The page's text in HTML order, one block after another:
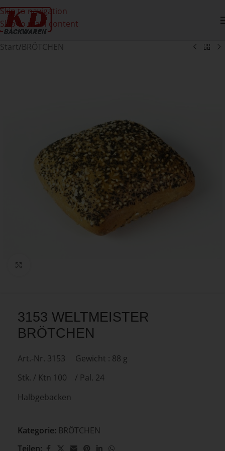
Skip to navigation
Skip to main content
Start/BRÖTCHEN
3153 WELTMEISTER
BRÖTCHEN
Art.-Nr. 3153 Gewicht : 88 g
Stk. / Ktn 100 / Pal. 24
Halbgebacken
Kategorie: BRÖTCHEN
Teilen: